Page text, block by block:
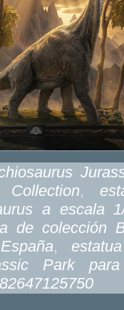
,
a escala
de colección
,
Park para